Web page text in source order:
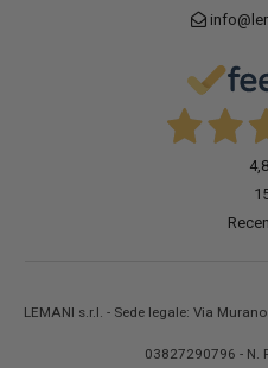
4,8
LEMANI s.r.l. - Sede legale: Via
03827290796 - N.